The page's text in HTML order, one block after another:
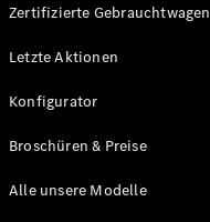
Zertifizierte Gebrauchtwagen
Letzte Aktionen
Konfigurator
Broschüren & Preise
Alle unsere Modelle